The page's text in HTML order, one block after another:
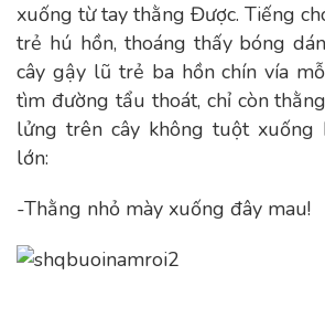
xuống từ tay thằng Được. Tiếng
trẻ hú hồn, thoáng thấy bóng
cây gậy lũ trẻ ba hồn chín vía
tìm đường tẩu thoát, chỉ còn
lửng trên cây không tuột xuống
lớn:
-Thằng nhỏ mày xuống đây mau!